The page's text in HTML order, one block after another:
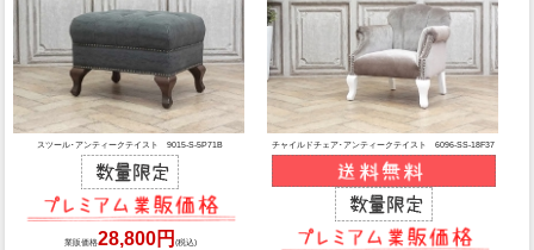
スツール･アンティークテイスト 9015-S-5P71B
業販価格28,800円 (税込)
チャイルドチェア･アンティークテイスト 6096-SS-18F37